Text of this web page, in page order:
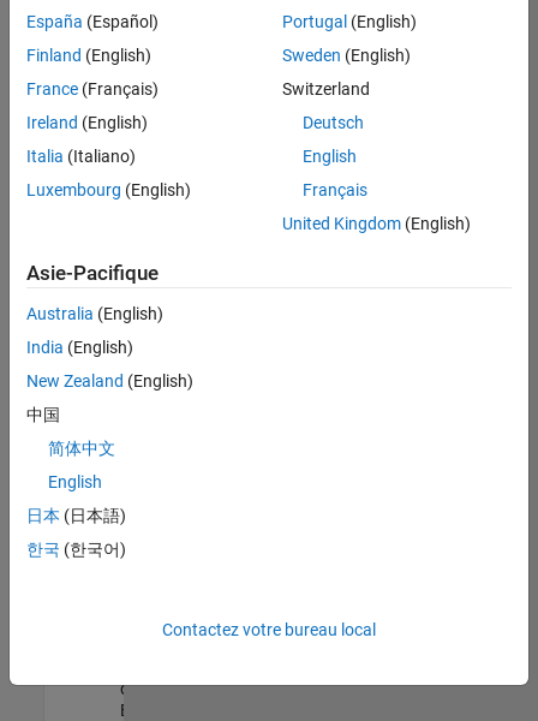
poste
n’ont
pas
été
traduites.
Effectuez
lieu
pour
l’ensemble
des
opportunités
votre
région.
Senior Software Quality Engineer
Senior
Engineer
qualité |
Expérimenté(e)
España (Español)
Finland (English)
France (Français)
Ireland (English)
Italia (Italiano)
Luxembourg (English)
Portugal (English)
Sweden (English)
Switzerland
Deutsch
English
Français
United Kingdom(English)
Asie-Pacifique
Australia (English)
India (English)
New Zealand (English)
中国
简体中文
English
日本 (日本語)
한국 (한국어)
Contactez votre bureau local